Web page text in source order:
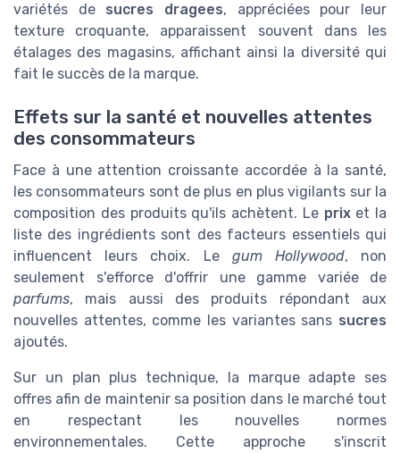
variétés de sucres dragees, appréciées pour leur
texture croquante, apparaissent souvent dans les
étalages des magasins, affichant ainsi la diversité qui
fait le succès de la marque.
Effets sur la santé et nouvelles attentes
des consommateurs
Face à une attention croissante accordée à la santé,
les consommateurs sont de plus en plus vigilants sur la
composition des produits qu'ils achètent. Le prixet la
liste des ingrédients sont des facteurs essentiels qui
influencent leurs choix. Le gum Hollywood, non
seulement s'efforce d'offrir une gamme variée de
parfums, mais aussi des produits répondant aux
nouvelles attentes, comme les variantes sans sucres
ajoutés.
Sur un plan plus technique, la marque adapte ses
offres afin de maintenir sa position dans le marché tout
en respectant les nouvelles normes
environnementales. Cette approche s'inscrit